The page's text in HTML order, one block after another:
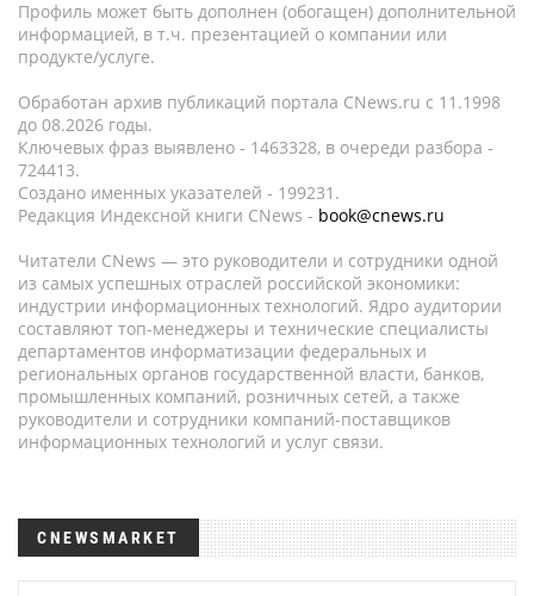
Профиль может быть дополнен (обогащен) дополнительной
информацией, в т.ч. презентацией о компании или
продукте/услуге.
Обработан архив публикаций портала CNews.ru c 11.1998
до 08.2026 годы.
Ключевых фраз выявлено - 1463328, в очереди разбора -
724413.
Создано именных указателей - 199231.
Редакция Индексной книги CNews - book@cnews.ru
Читатели CNews — это руководители и сотрудники одной
из самых успешных отраслей российской экономики:
индустрии информационных технологий. Ядро аудитории
составляют топ-менеджеры и технические специалисты
департаментов информатизации федеральных и
региональных органов государственной власти, банков,
промышленных компаний, розничных сетей, а также
руководители и сотрудники компаний-поставщиков
информационных технологий и услуг связи.
CNEWSMARKET